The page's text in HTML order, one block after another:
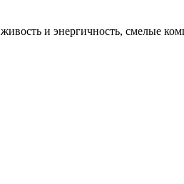
и энергичность, смелые